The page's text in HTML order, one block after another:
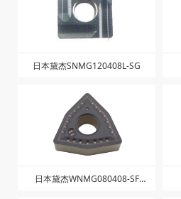
日本黛杰SNMG120408L-SG
日本黛杰WNMG080408-SF